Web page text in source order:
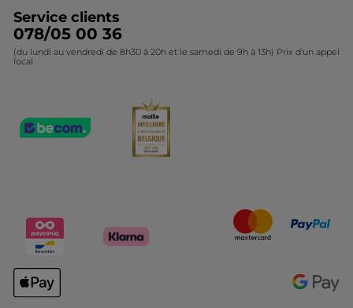
Service clients
078/05 00 36
(du lundi au vendredi de 8h30 à 20h et le samedi de 9h à 13h) Prix d'un appel
local